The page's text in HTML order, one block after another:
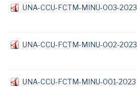
UNA-CCU-FCTM-MINU-003-2023
UNA-CCU-FCTM-MINU-002-2023
UNA-CCU-FCTM-MINU-001-2023